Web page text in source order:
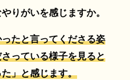
りがいを感じますか。
たと言ってくださる姿
っている様子を見ると
」と感じます。